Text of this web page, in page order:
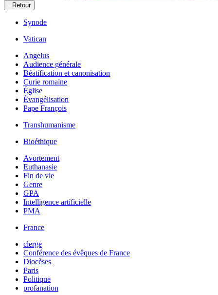
Retour
Synode
Vatican
Angelus
Audience générale
Béatification et canonisation
Curie romaine
Église
Évangélisation
Pape François
Transhumanisme
Bioéthique
Avortement
Euthanasie
Fin de vie
Genre
GPA
Intelligence artificielle
PMA
France
clerge
Conférence des évêques de France
Diocèses
Paris
Politique
profanation